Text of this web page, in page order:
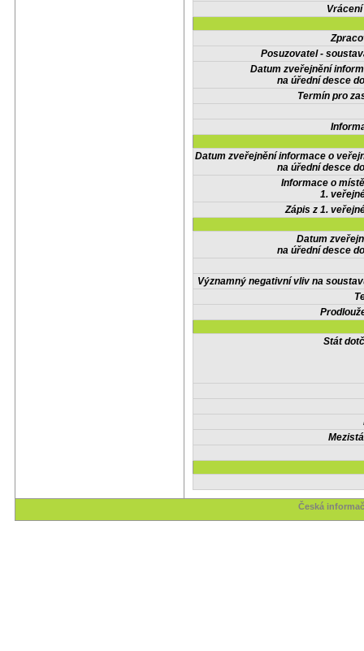
Posuzovatel -
Datum zveřejnění
na úřední desce
Termín pro
Datum zveřejnění informace o
na úřední desce
Informace o
1.
Zápis z 1.
Datum
na úřední desce
Významný negativní vliv na
Stát
Česká